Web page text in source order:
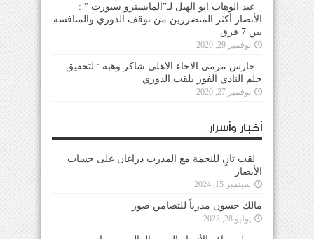
عبد الوهاب ابو الهيل لـ”المايسترو سبورت ” :
الأنصار أكثر المتضررين من توقف الدوري والمنافسة
بين 7 فرق
نوفمبر 29, 2020
حارس مرمى الاخاء الاهلي شاكر وهبه : لتحقيق
حلم النادي الفوز بلقب الدوري
نوفمبر 27, 2020
أخبار وأسرار
لقب ثانٍ للنجمة مع المدرب دراغان على حساب
الأنصار
سبتمبر 15, 2024
مالك حسون مدرباً للتضامن صور
يوليو 28, 2023